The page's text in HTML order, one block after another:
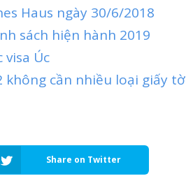
Haus ngày 30/6/2018
sách hiện hành 2019
Úc
không cần nhiều loại giấy tờ
Share on Twitter